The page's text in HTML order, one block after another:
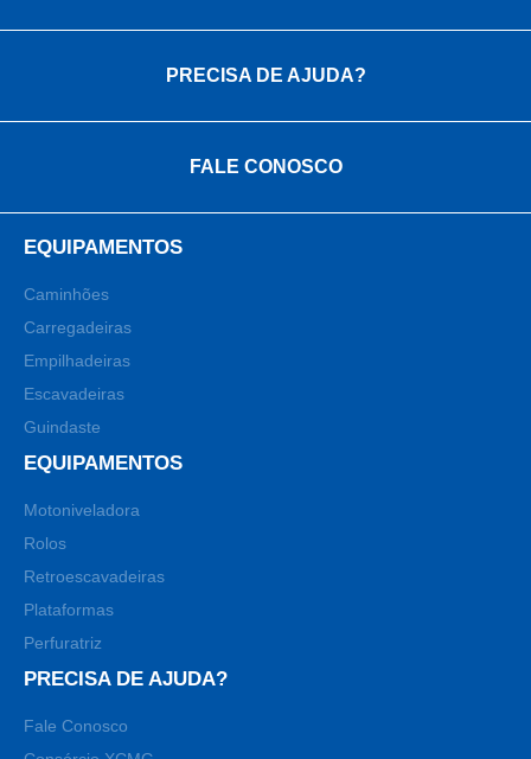
PRECISA DE AJUDA?
FALE CONOSCO
EQUIPAMENTOS
Caminhões
Carregadeiras
Empilhadeiras
Escavadeiras
Guindaste
EQUIPAMENTOS
Motoniveladora
Rolos
Retroescavadeiras
Plataformas
Perfuratriz
PRECISA DE AJUDA?
Fale Conosco